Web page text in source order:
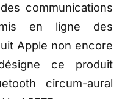
communications
en ligne des
Apple non encore
ce produit
circum-aural